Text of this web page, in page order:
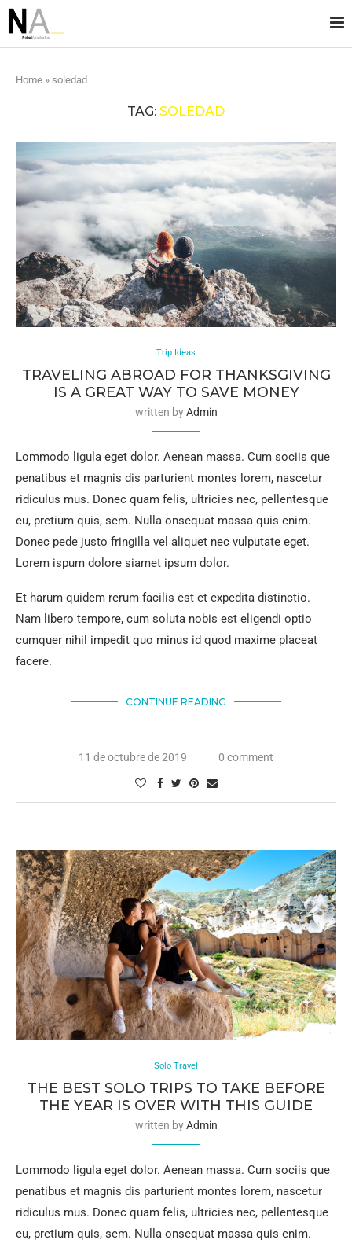
Home » soledad
TAG: SOLEDAD
Trip Ideas
TRAVELING ABROAD FOR THANKSGIVING
IS A GREAT WAY TO SAVE MONEY
written byAdmin
Lommodo ligula eget dolor. Aenean massa. Cum sociis que
penatibus et magnis dis parturient montes lorem, nascetur
ridiculus mus. Donec quam felis, ultricies nec, pellentesque
eu, pretium quis, sem. Nulla onsequat massa quis enim.
Donec pede justo fringilla vel aliquet nec vulputate eget.
Lorem ispum dolore siamet ipsum dolor.
Et harum quidem rerum facilis est et expedita distinctio.
Nam libero tempore, cum soluta nobis est eligendi optio
cumquer nihil impedit quo minus id quod maxime placeat
facere.
CONTINUE READING
11 de octubre de 2019 0 comment
Solo Travel
THE BEST SOLO TRIPS TO TAKE BEFORE
THE YEAR IS OVER WITH THIS GUIDE
written byAdmin
Lommodo ligula eget dolor. Aenean massa. Cum sociis que
penatibus et magnis dis parturient montes lorem, nascetur
ridiculus mus. Donec quam felis, ultricies nec, pellentesque
eu, pretium quis, sem. Nulla onsequat massa quis enim.